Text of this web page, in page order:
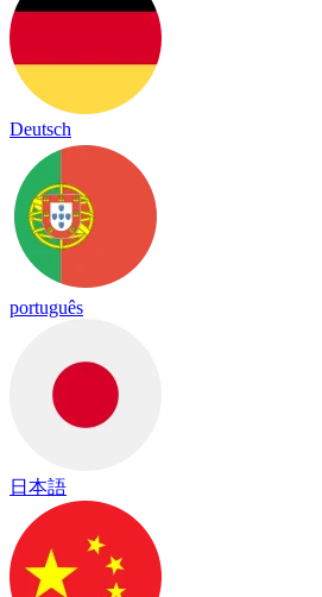
Deutsch
português
日本語